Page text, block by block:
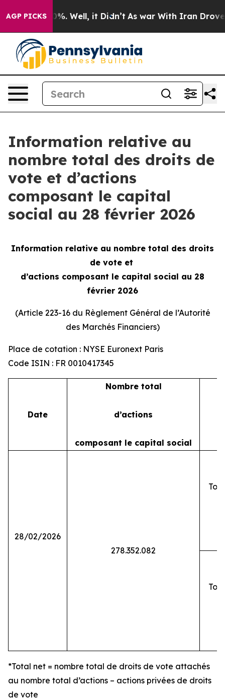
AGP PICKS40%. Well, it Didn’t As war With Iran Drove
Information relative au
nombre total des droits de
vote et d’actions
composant le capital
social au 28 février 2026
Information relative au nombre total des droits
de vote et
d’actions composant le capital social au 28
février 2026
(Article 223-16 du Règlement Général de l’Autorité
des Marchés Financiers)
Place de cotation : NYSE Euronext Paris
Code ISIN : FR 0010417345
Date
Nombre total
d’actions
composant le capital social
28/02/2026
278.352.082
*Total net = nombre total de droits de vote attachés
au nombre total d’actions – actions privées de droits
de vote